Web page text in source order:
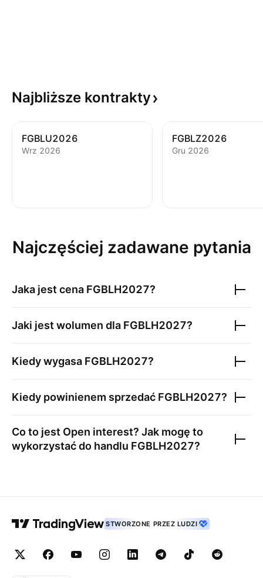
Najbliższe kontrakty
FGBLU2026
Wrz 2026
FGBLZ2026
Gru 2026
Najczęściej zadawane pytania
Jaka jest cena FGBLH2027?
Jaki jest wolumen dla FGBLH2027?
Kiedy wygasa FGBLH2027?
Kiedy powinienem sprzedać FGBLH2027?
Co to jest Open interest? Jak mogę to
wykorzystać do handlu FGBLH2027?
STWORZONE PRZEZ LUDZI